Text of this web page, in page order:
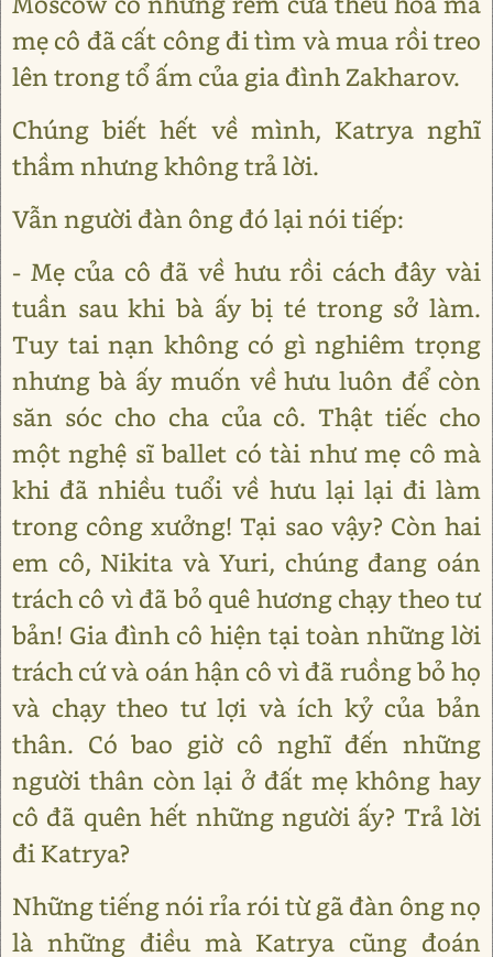
mẹ cô đã cất công đi tìm và mua rồi treo
lên trong tổ ấm của gia đình Zakharov.
Chúng biết hết về mình, Katrya nghĩ
thầm nhưng không trả lời.
Vẫn người đàn ông đó lại nói tiếp:
- Mẹ của cô đã về hưu rồi cách đây vài
tuần sau khi bà ấy bị té trong sở làm.
Tuy tai nạn không có gì nghiêm trọng
nhưng bà ấy muốn về hưu luôn để còn
săn sóc cho cha của cô. Thật tiếc cho
một nghệ sĩ ballet có tài như mẹ cô mà
khi đã nhiều tuổi về hưu lại lại đi làm
trong công xưởng! Tại sao vậy? Còn hai
em cô, Nikita và Yuri, chúng đang oán
trách cô vì đã bỏ quê hương chạy theo tư
bản! Gia đình cô hiện tại toàn những lời
trách cứ và oán hận cô vì đã ruồng bỏ họ
và chạy theo tư lợi và ích kỷ của bản
thân. Có bao giờ cô nghĩ đến những
người thân còn lại ở đất mẹ không hay
cô đã quên hết những người ấy? Trả lời
đi Katrya?
Những tiếng nói rỉa rói từ gã đàn ông nọ
là những điều mà Katrya cũng đoán